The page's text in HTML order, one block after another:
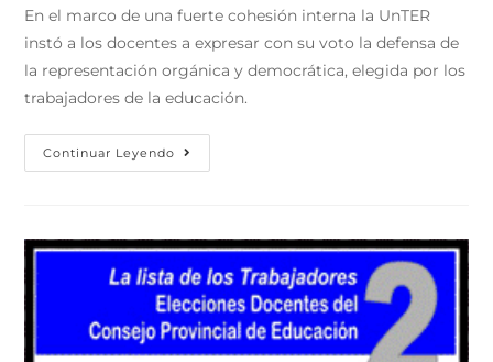
En el marco de una fuerte cohesión interna la UnTER
instó a los docentes a expresar con su voto la defensa de
la representación orgánica y democrática, elegida por los
trabajadores de la educación.
Continuar Leyendo